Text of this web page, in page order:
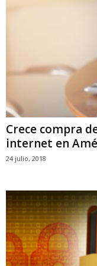
Crece compra
internet en
24 julio, 2018